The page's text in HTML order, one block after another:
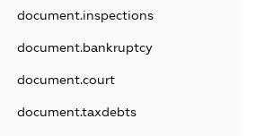
document.inspections
document.bankruptcy
document.court
document.taxdebts